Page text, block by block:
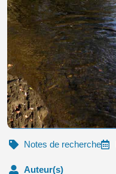
Notes de recherche
Auteur(s)